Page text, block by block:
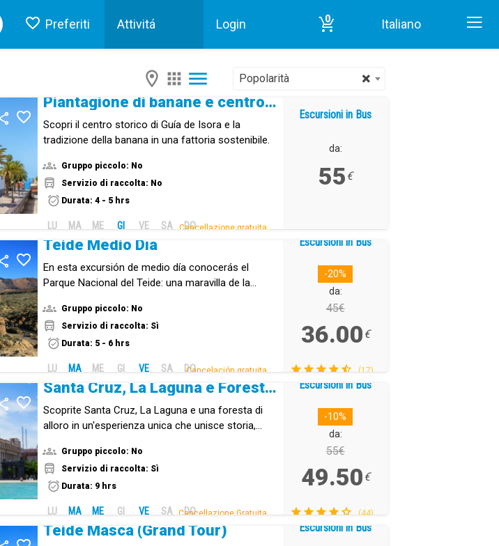
Preferiti Attivitá Login 0 Italiano
Escursioni in Bus in Tenerife
×
Popolarità
Piantagione di banane e centro storico di Guía de Isora
Scopri il centro storico di Guía de Isora e la
tradizione della banana in una fattoria sostenibile.
Gruppo piccolo: No
Servizio di raccolta: No
Durata: 4 - 5 hrs
LU MA ME GI VE SA DO
Cancellazione gratuita.
Escursioni in Bus
da:
55 €
Teide Medio Día
En esta excursión de medio día conocerás el
Parque Nacional del Teide: una maravilla de la
Gruppo piccolo: No
Servizio di raccolta: Sì
Durata: 5 - 6 hrs
LU MA ME GI VE SA DO
Cancelación gratuita.
Escursioni in Bus
-20%
da:
45€
36.00 €
(17)
Santa Cruz, La Laguna e Foresta Laurisilva
Scoprite Santa Cruz, La Laguna e una foresta di
alloro in un'esperienza unica che unisce storia,
Gruppo piccolo: No
Servizio di raccolta: Sì
Durata: 9 hrs
LU MA ME GI VE SA DO
Cancellazione Gratuita.
Escursioni in Bus
-10%
da:
55€
49.50 €
(44)
Teide Masca (Grand Tour) Escursioni in Bus